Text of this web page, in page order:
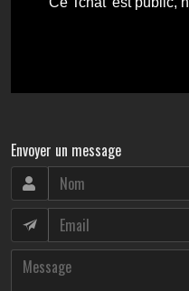
Envoyer un message